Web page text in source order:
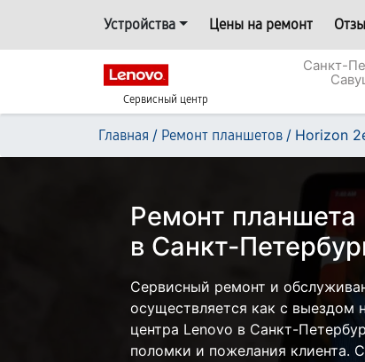
Устройства Цены на ремонт
Сервисный центр
Санкт-
Главная / Ремонт планшетов / Horizon
Ремонт планшета
в Санкт-
Сервисный ремонт и
осуществляется как с выездом
центра Lenovo в Санкт-
поломки и пожелания клиента.